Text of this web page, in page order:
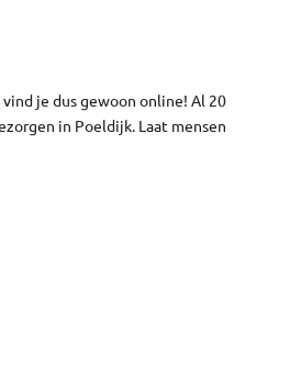
in Poeldijk. We brengen je
je dus gewoon online! Al 20
in Poeldijk. Laat mensen